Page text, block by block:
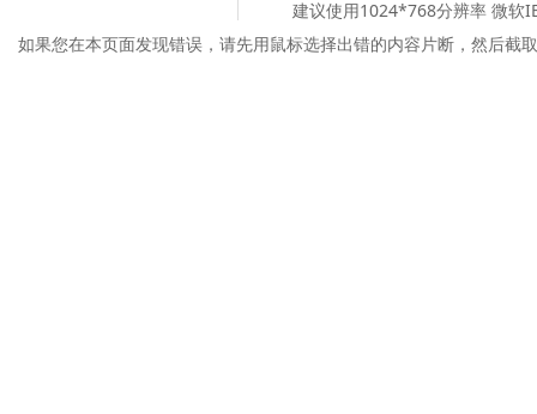
建议使用1024*768分辨率 微软
如果您在本页面发现错误，请先用鼠标选择出错的内容片断，然后截